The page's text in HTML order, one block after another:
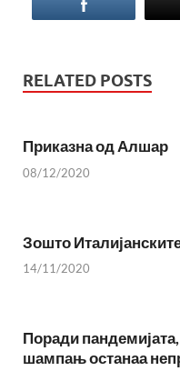
RELATED POSTS
Приказна од Алшар
08/12/2020
Зошто
14/11/2020
Поради
шампањ останаа